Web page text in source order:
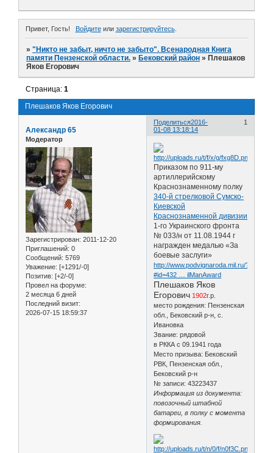
Привет, Гость! Войдитеили зарегистрируйтесь.
»"Никто не забыт, ничто не забыто". Всенародная Книга
памяти Пензенской области. » Бековский район » Плешаков
Яков Егорович
Плешаков Яков Егорович
Страница:1
Поделиться 1
2016-
01-08 13:18:14
Александр 65
Модератор
Зарегистрирован: 2011-12-20
Приглашений: 0
Сообщений: 5769
Уважение: [+1291/-0]
Позитив: [+2/-0]
Провел на форуме:
2 месяца 6 дней
Последний визит:
2026-07-15 18:59:37
Приказом по 911-му
артиллерийскому
Краснознаменному полку
340-й стрелковой Сумско-
Киевской
Краснознаменной дивизии
1-го Украинского фронта
№ 033/н от 11.08.1944 г
награжден медалью «За
боевые заслуги»
http://www.podvignaroda.mil.ru/?
#id=432 … ilManAward
Плешаков Яков
Егорович 1902г.р.
место рождения: Пензенская
обл., Бековский р-н, с.
Ивановка
Звание: рядовой
в РККА с 09.1941 года
Место призыва: Бековский
РВК, Пензенская обл.,
Бековский р-н
№ записи: 43223437
Информация из документа:
повозочный штабной
батареи, в полку с момента
формирования.